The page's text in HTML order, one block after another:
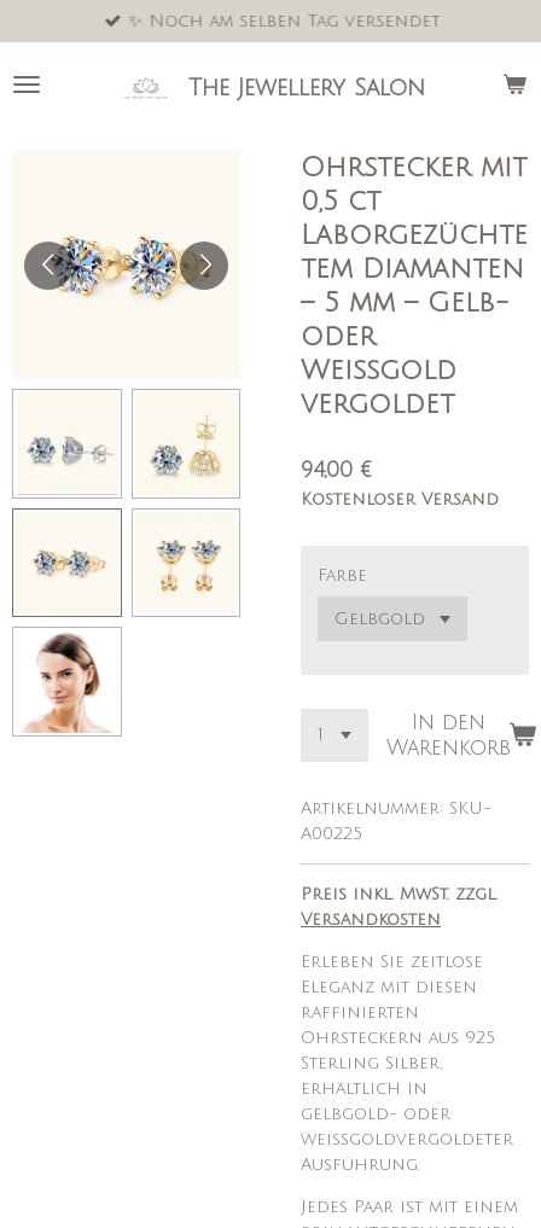
Hauptinhalt
springen
The Jewellery Salon
✨ Noch am selben Tag versendet
Ohrstecker mit
0,5 ct
Laborgezüchte
tem Diamanten
– 5 mm – Gelb-
oder
Weißgold
vergoldet
94,00 €
Kostenloser Versand
Farbe
In den
Warenkorb
Artikelnummer: SKU-
A00225
Preis inkl. MwSt. zzgl.
Versandkosten
Erleben Sie zeitlose
Eleganz mit diesen
raffinierten
Ohrsteckern aus 925
Sterling Silber,
erhältlich in
gelbgold- oder
weißgoldvergoldeter
Ausführung.
Jedes Paar ist mit einem